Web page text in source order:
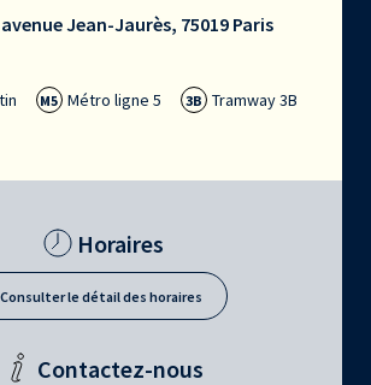
avenue Jean-Jaurès, 75019 Paris
M5 Métro ligne 5 3B Tramway 3B
Horaires
Consulter le détail des horaires
Contactez-nous